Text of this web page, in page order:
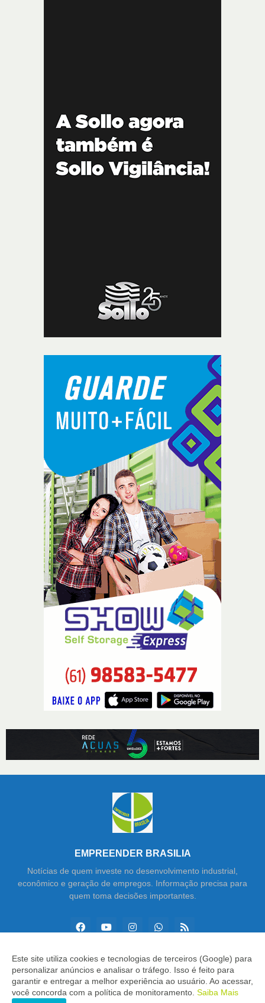
EMPREENDER BRASILIA
Notícias de quem investe no desenvolvimento industrial,
econômico e geração de empregos. Informação precisa para
quem toma decisões importantes.
Copyright ©2026Empreender Brasília
INÍCIO SOBRE CONTATO LGPD EXPEDIENTE
Este site utiliza cookies e tecnologias de terceiros (Google) para
personalizar anúncios e analisar o tráfego. Isso é feito para
garantir e entregar a melhor experiência ao usuário. Ao acessar,
você concorda com a política de monitoramento. Saiba Mais